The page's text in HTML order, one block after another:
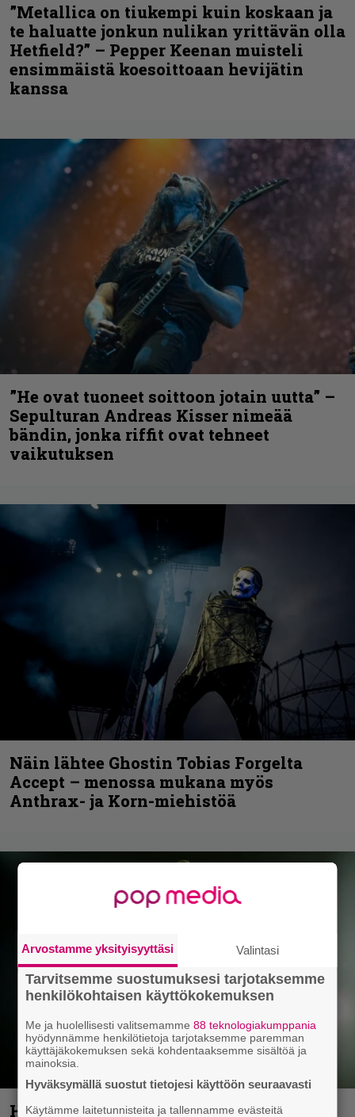
”Metallica on tiukempi kuin koskaan ja
te haluatte jonkun nulikan yrittävän olla
Hetfield?” – Pepper Keenan muisteli
ensimmäistä koesoittoaan hevijätin
kanssa
”He ovat tuoneet soittoon jotain uutta” –
Sepulturan Andreas Kisser nimeää
bändin, jonka riffit ovat tehneet
vaikutuksen
Näin lähtee Ghostin Tobias Forgelta
Accept – menossa mukana myös
Anthrax- ja Korn-miehistöä
Helloween- ja Gamma Ray -mies Kai
Arvostamme yksityisyyttäsi Valintasi
Tarvitsemme suostumuksesi tarjotaksemme
henkilökohtaisen käyttökokemuksen
Me ja huolellisesti valitsemamme88 teknologiakumppania
hyödynnämme henkilötietoja tarjotaksemme paremman
käyttäjäkokemuksen sekä kohdentaaksemme sisältöä ja
mainoksia.
Hyväksymällä suostut tietojesi käyttöön seuraavasti
Käytämme laitetunnisteita ja tallennamme evästeitä